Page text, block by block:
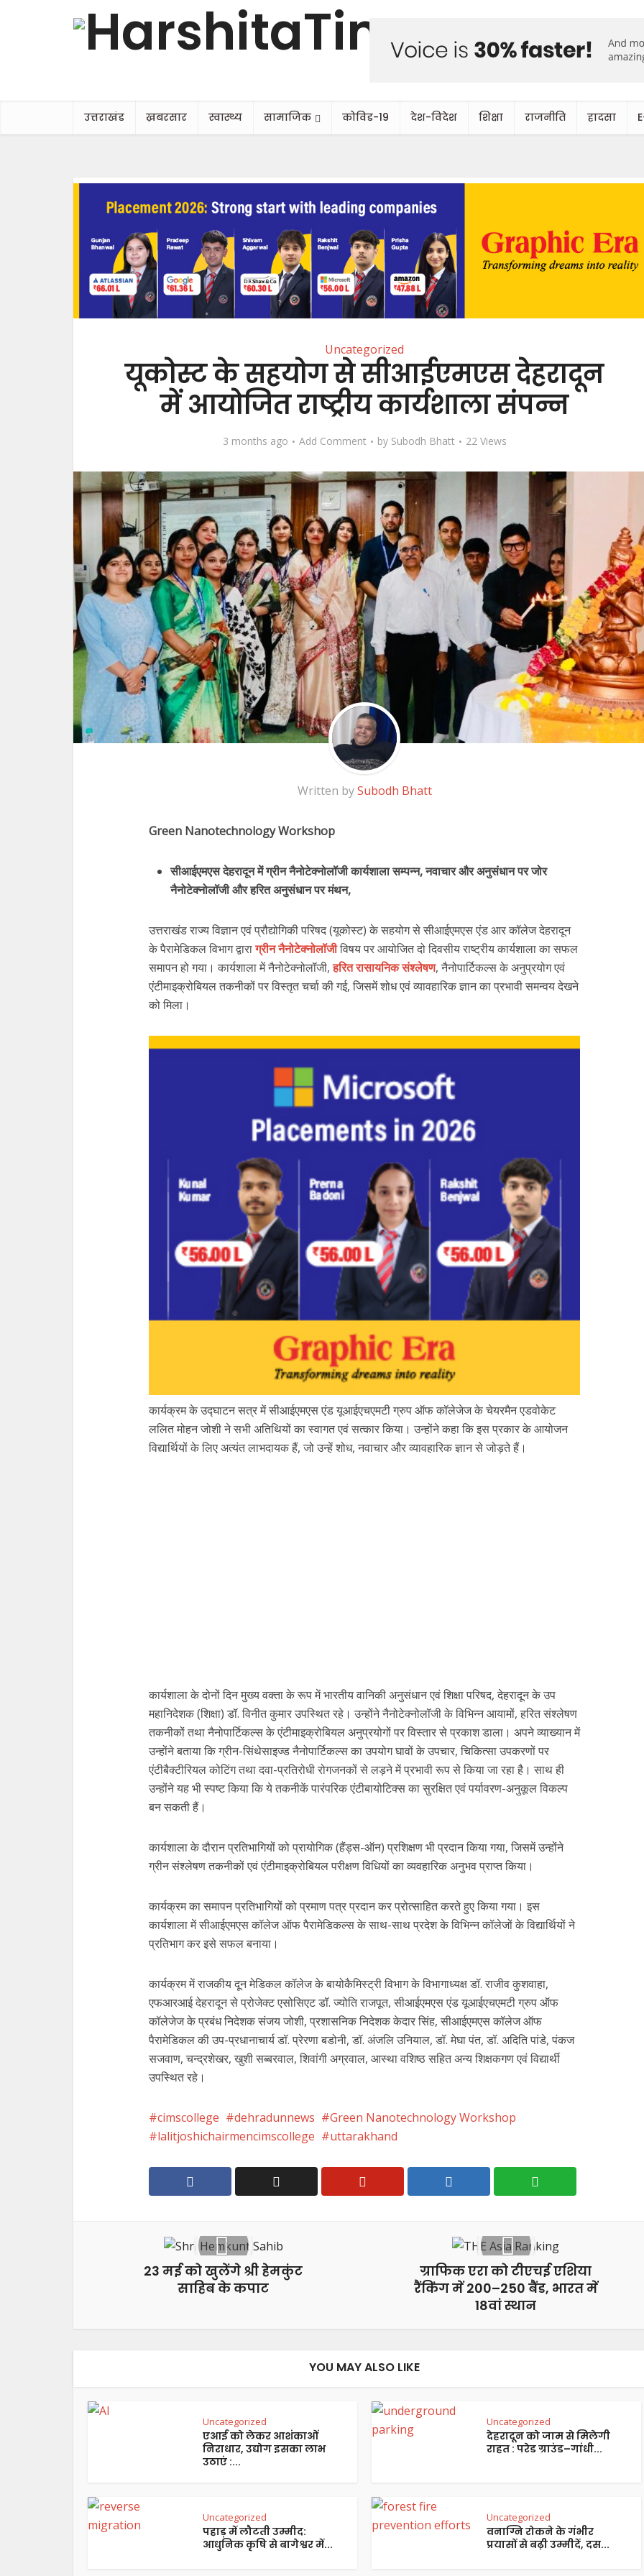
उत्तराखंड ख़बरसार स्वास्थ्य सामाजिक कोविड-19 देश-विदेश शिक्षा राजनीति हादसा
Uncategorized
यूकोस्ट के सहयोग से सीआईएमएस देहरादून
में आयोजित राष्ट्रीय कार्यशाला संपन्न
3 months ago Add Comment by Subodh Bhatt 22 Views
Written bySubodh Bhatt
Green Nanotechnology Workshop
सीआईएमएस देहरादून में ग्रीन नैनोटेक्नोलॉजी कार्यशाला सम्पन्न, नवाचार और अनुसंधान पर जोर
नैनोटेक्नोलॉजी और हरित अनुसंधान पर मंथन,
उत्तराखंड राज्य विज्ञान एवं प्रौद्योगिकी परिषद (यूकोस्ट) के सहयोग से सीआईएमएस एंड आर कॉलेज देहरादून
के पैरामेडिकल विभाग द्वाराग्रीन नैनोटेक्नोलॉजीविषय पर आयोजित दो दिवसीय राष्ट्रीय कार्यशाला का सफल
समापन हो गया। कार्यशाला में नैनोटेक्नोलॉजी,हरित रासायनिक संश्लेषण, नैनोपार्टिकल्स के अनुप्रयोग एवं
एंटीमाइक्रोबियल तकनीकों पर विस्तृत चर्चा की गई, जिसमें शोध एवं व्यावहारिक ज्ञान का प्रभावी समन्वय देखने
को मिला।
कार्यक्रम के उद्घाटन सत्र में सीआईएमएस एंड यूआईएचएमटी ग्रुप ऑफ कॉलेजेज के चेयरमैन एडवोकेट
ललित मोहन जोशी ने सभी अतिथियों का स्वागत एवं सत्कार किया। उन्होंने कहा कि इस प्रकार के आयोजन
विद्यार्थियों के लिए अत्यंत लाभदायक हैं, जो उन्हें शोध, नवाचार और व्यावहारिक ज्ञान से जोड़ते हैं।
कार्यशाला के दोनों दिन मुख्य वक्ता के रूप में भारतीय वानिकी अनुसंधान एवं शिक्षा परिषद, देहरादून के उप
महानिदेशक (शिक्षा) डॉ. विनीत कुमार उपस्थित रहे। उन्होंने नैनोटेक्नोलॉजी के विभिन्न आयामों, हरित संश्लेषण
तकनीकों तथा नैनोपार्टिकल्स के एंटीमाइक्रोबियल अनुप्रयोगों पर विस्तार से प्रकाश डाला। अपने व्याख्यान में
उन्होंने बताया कि ग्रीन-सिंथेसाइज्ड नैनोपार्टिकल्स का उपयोग घावों के उपचार, चिकित्सा उपकरणों पर
एंटीबैक्टीरियल कोटिंग तथा दवा-प्रतिरोधी रोगजनकों से लड़ने में प्रभावी रूप से किया जा रहा है। साथ ही
उन्होंने यह भी स्पष्ट किया कि ये तकनीकें पारंपरिक एंटीबायोटिक्स का सुरक्षित एवं पर्यावरण-अनुकूल विकल्प
बन सकती हैं।
कार्यशाला के दौरान प्रतिभागियों को प्रायोगिक (हैंड्स-ऑन) प्रशिक्षण भी प्रदान किया गया, जिसमें उन्होंने
ग्रीन संश्लेषण तकनीकों एवं एंटीमाइक्रोबियल परीक्षण विधियों का व्यवहारिक अनुभव प्राप्त किया।
कार्यक्रम का समापन प्रतिभागियों को प्रमाण पत्र प्रदान कर प्रोत्साहित करते हुए किया गया। इस
कार्यशाला में सीआईएमएस कॉलेज ऑफ पैरामेडिकल्स के साथ-साथ प्रदेश के विभिन्न कॉलेजों के विद्यार्थियों ने
प्रतिभाग कर इसे सफल बनाया।
कार्यक्रम में राजकीय दून मेडिकल कॉलेज के बायोकैमिस्ट्री विभाग के विभागाध्यक्ष डॉ. राजीव कुशवाहा,
एफआरआई देहरादून से प्रोजेक्ट एसोसिएट डॉ. ज्योति राजपूत, सीआईएमएस एंड यूआईएचएमटी ग्रुप ऑफ
कॉलेजेज के प्रबंध निदेशक संजय जोशी, प्रशासनिक निदेशक केदार सिंह, सीआईएमएस कॉलेज ऑफ
पैरामेडिकल की उप-प्रधानाचार्य डॉ. प्रेरणा बडोनी, डॉ. अंजलि उनियाल, डॉ. मेघा पंत, डॉ. अदिति पांडे, पंकज
सजवाण, चन्द्रशेखर, खुशी सब्बरवाल, शिवांगी अग्रवाल, आस्था वशिष्ठ सहित अन्य शिक्षकगण एवं विद्यार्थी
उपस्थित रहे।
cimscollege dehradunnews
Green Nanotechnology Workshop
lalitjoshichairmencimscollege
uttarakhand
23 मई को खुलेंगे श्री हेमकुंट
साहिब के कपाट
ग्राफिक एरा को टीएचई एशिया
रैंकिंग में 200–250 बैंड, भारत में
18वां स्थान
YOU MAY ALSO LIKE
Uncategorized
एआई को लेकर आशंकाओं
निराधार, उद्योग इसका लाभ
उठाएं :...
Uncategorized
देहरादून को जाम से मिलेगी
राहत : परेड ग्राउंड–गांधी...
Uncategorized
पहाड़ में लौटती उम्मीद:
आधुनिक कृषि से बागेश्वर में...
Uncategorized
वनाग्नि रोकने के गंभीर
प्रयासों से बढ़ी उम्मीदें, दस...